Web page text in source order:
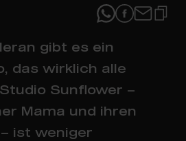
gibt es ein
das wirklich alle
Sunflower –
Mama und ihren
ist weniger